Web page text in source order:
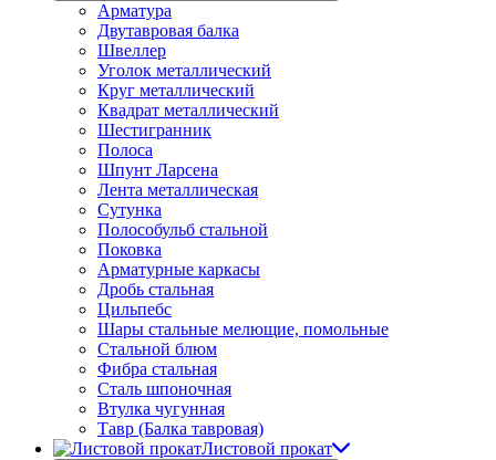
Арматура
Двутавровая балка
Швеллер
Уголок металлический
Круг металлический
Квадрат металлический
Шестигранник
Полоса
Шпунт Ларсена
Лента металлическая
Сутунка
Полособульб стальной
Поковка
Арматурные каркасы
Дробь стальная
Цильпебс
Шары стальные мелющие, помольные
Стальной блюм
Фибра стальная
Сталь шпоночная
Втулка чугунная
Тавр (Балка тавровая)
Листовой прокат